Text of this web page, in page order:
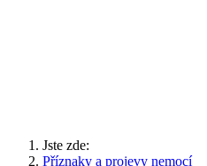
Jste zde:
Příznaky a projevy nemocí